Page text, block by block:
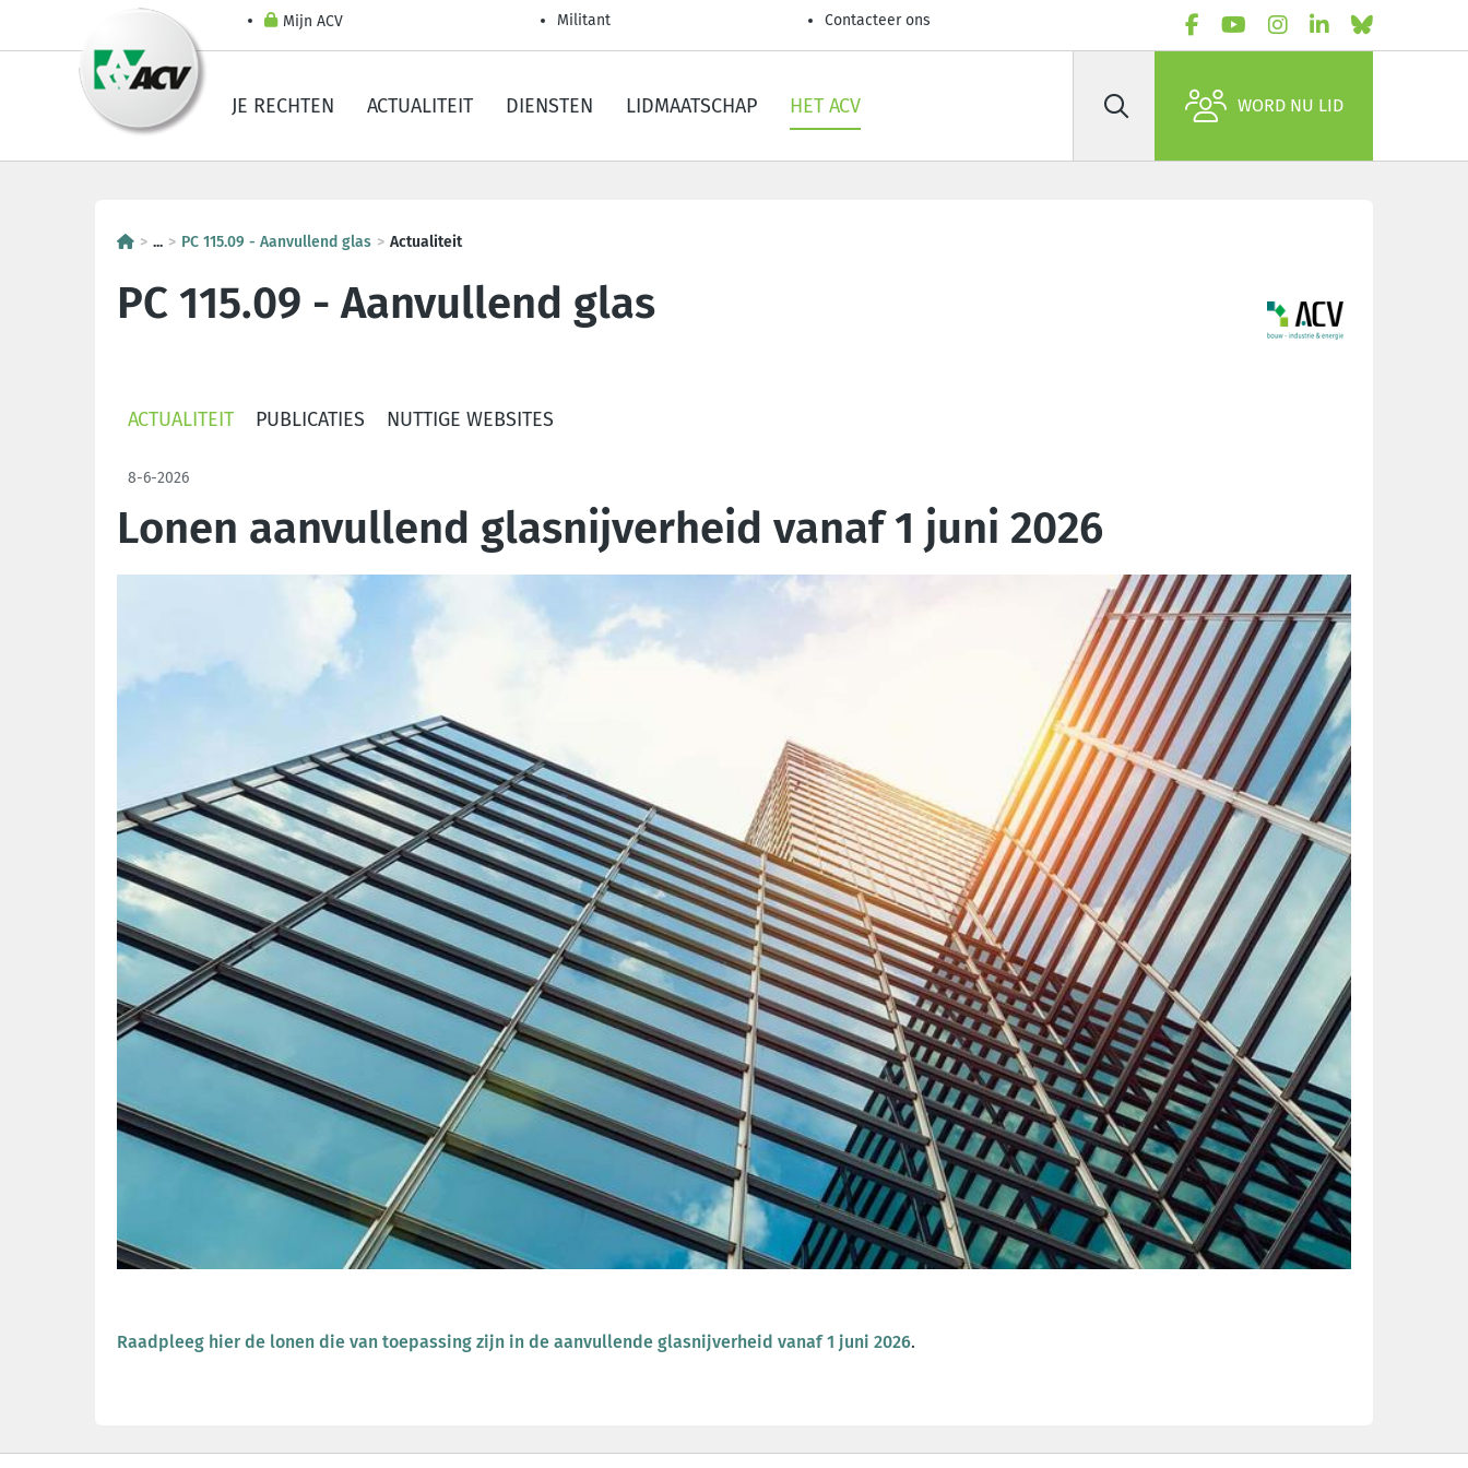
Mijn ACV Militant Contacteer ons
JE RECHTEN ACTUALITEIT DIENSTEN LIDMAATSCHAP HET ACV Zoek WORD NU LID
... PC 115.09 - Aanvullend glas Actualiteit
PC 115.09 - Aanvullend glas
ACTUALITEIT PUBLICATIES NUTTIGE WEBSITES
8-6-2026
Lonen aanvullend glasnijverheid vanaf 1 juni 2026
Raadpleeg hier de lonen die van toepassing zijn in de aanvullende glasnijverheid vanaf 1 juni 2026.